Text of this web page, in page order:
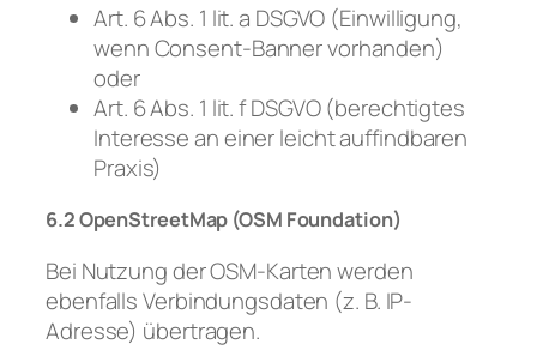
Art. 6 Abs. 1 lit. a DSGVO (Einwilligung,
wenn Consent-Banner vorhanden)
oder
Art. 6 Abs. 1 lit. f DSGVO (berechtigtes
Interesse an einer leicht auffindbaren
Praxis)
6.2 OpenStreetMap (OSM Foundation)
Bei Nutzung der OSM-Karten werden
ebenfalls Verbindungsdaten (z. B. IP-
Adresse) übertragen.